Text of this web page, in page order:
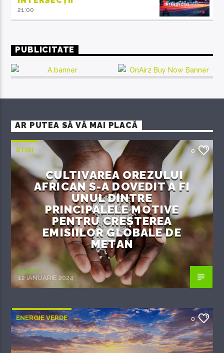
21:00
PUBLICITATE
AR PUTEA SĂ VĂ MAI PLACĂ
ȘTIRI 0
CULTIVAREA OREZULUI
AFRICAN S-A DOVEDIT A FI
UNUL DINTRE
PRINCIPALELE MOTIVE
PENTRU CREȘTEREA
EMISIILOR GLOBALE DE
METAN
EcoFM
12 IANUARIE 2024
ENERGIE VERDE 0